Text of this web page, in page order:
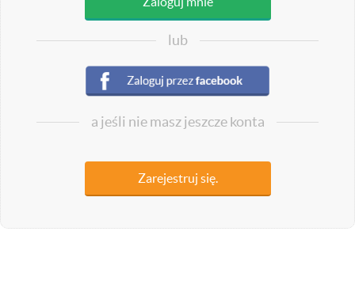
lub
a jeśli nie masz jeszcze konta
Zarejestruj się.